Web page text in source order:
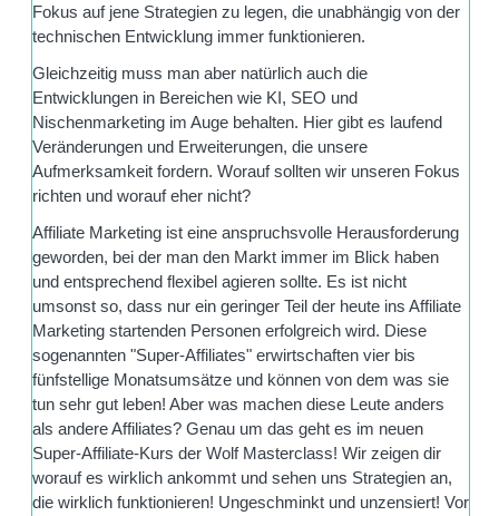
Fokus auf jene Strategien zu legen, die unabhängig von der
technischen Entwicklung immer funktionieren.
Gleichzeitig muss man aber natürlich auch die
Entwicklungen in Bereichen wie KI, SEO und
Nischenmarketing im Auge behalten. Hier gibt es laufend
Veränderungen und Erweiterungen, die unsere
Aufmerksamkeit fordern. Worauf sollten wir unseren Fokus
richten und worauf eher nicht?
Affiliate Marketing ist eine anspruchsvolle Herausforderung
geworden, bei der man den Markt immer im Blick haben
und entsprechend flexibel agieren sollte. Es ist nicht
umsonst so, dass nur ein geringer Teil der heute ins Affiliate
Marketing startenden Personen erfolgreich wird. Diese
sogenannten "Super-Affiliates" erwirtschaften vier bis
fünfstellige Monatsumsätze und können von dem was sie
tun sehr gut leben! Aber was machen diese Leute anders
als andere Affiliates? Genau um das geht es im neuen
Super-Affiliate-Kurs der Wolf Masterclass! Wir zeigen dir
worauf es wirklich ankommt und sehen uns Strategien an,
die wirklich funktionieren! Ungeschminkt und unzensiert! Vor